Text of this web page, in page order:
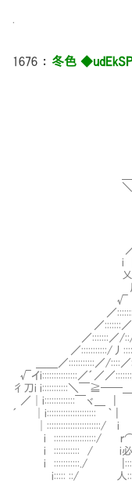
1676 ： 冬色
／ ￣￣
/ / ∥∥
│ / ∥ ∥
│∥,─∥ ´
i γ示从 从芹ミ
i ﾄ 弋; 弋
＿ ＿i ∧ ｀＿_,
＼ ::::::::::::::::::
＼
i ／ニニ△
／／／／ iヽ＼
》ニ∠ _彡∧
／// ≧ ↑!
i │! i i /
乂i i ミﾐ i
川≧≦≧__ i
√ 庁
／:::::::ｿヾ:::::::￣
／:::::::／
／:::::::／/::/:::::::::::/
／:::::::::::/丿
＿＿／:::::::::::／/::::／
√イi:::::::::::::::／´／／
彳刀i i:::::::::::＼￣≧──＿
／│i:::::::::::::￣ヾ＿
´
i ::::::::::::::::::/
i ::::::::::: / i必凶必
i :::::::::::./
i::::: ::/ 人::::::::::::ｲ